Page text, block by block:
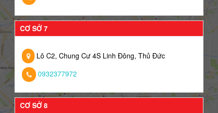
CƠ SỞ 7
Lô C2, Chung Cư 4S Linh Đông, Thủ Đức
0932377972
CƠ SỞ 8